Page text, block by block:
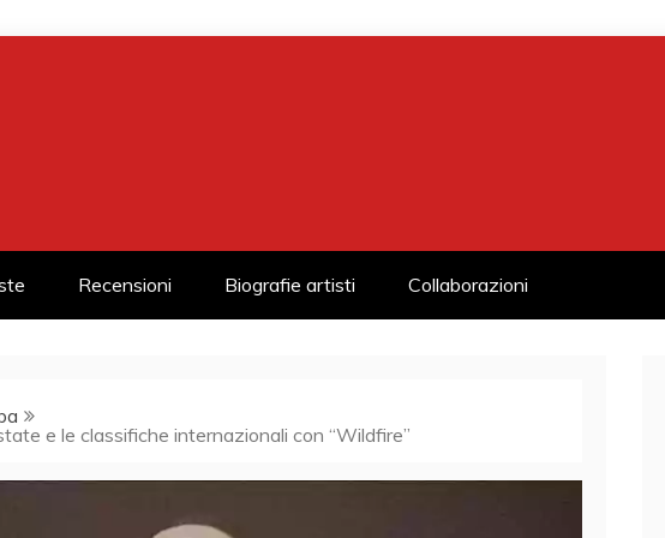
Recensioni Biografie artisti Collaborazioni
e le classifiche internazionali con “Wildfire”